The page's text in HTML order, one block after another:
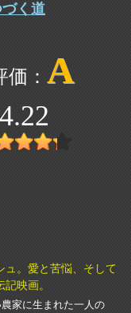
く道
A
4.22
ュ。愛と苦悩、そして
映画。
家に生まれた一人の